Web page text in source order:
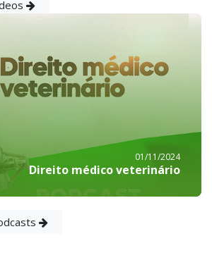
01/11/2024
Direito médico veterinário